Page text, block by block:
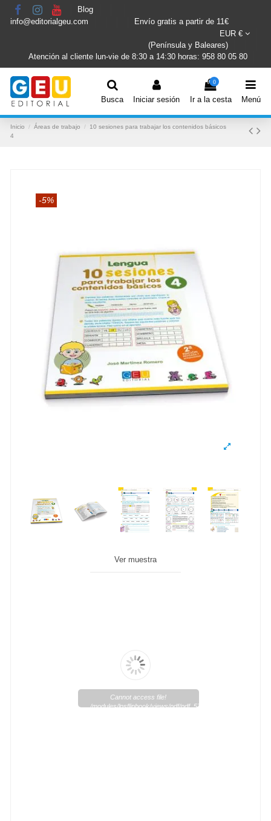
Blog
info@editorialgeu.com
Envío gratis a partir de 11€
EUR €
(Península y Baleares)
Atención al cliente lun-vie de 8:30 a 14:30 horas: 958 80 05 80
Busca Iniciar sesión
0
Ir a la cesta Menú
Inicio Áreas de trabajo
10 sesiones para trabajar los contenidos básicos
4
-5%
Ver muestra
Cannot access file!
/modules/lpsflipbook/views/pdf/pdf_57_1.pdf